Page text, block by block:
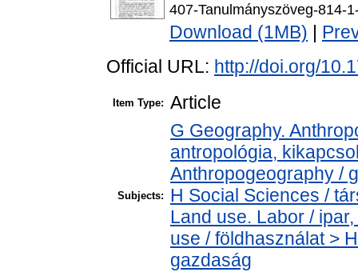
407-Tanulmányszöveg-814-
Download (1MB)
Official URL: http://doi.org/
Item Type: Article
Subjects:
G Geography.
antropológia,
Anthropogeography /
H Social Sciences /
Land use. Labor /
use / földhasználat >
gazdaság